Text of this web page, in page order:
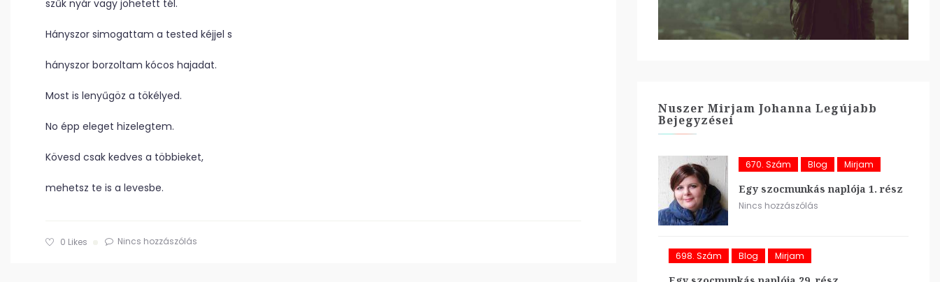
szűk nyár vagy jöhetett tél.
Hányszor simogattam a tested kéjjel s
hányszor borzoltam kócos hajadat.
Most is lenyűgöz a tökélyed.
No épp eleget hizelegtem.
Kövesd csak kedves a többieket,
mehetsz te is a levesbe.
0 Likes Nincs hozzászólás
Nuszer Mirjam Johanna Legújabb
Bejegyzései
670. Szám Blog Mirjam
Egy szocmunkás naplója 1. rész
Nincs hozzászólás
698. Szám Blog Mirjam